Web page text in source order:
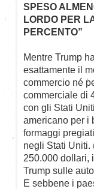
SPESO
LORDO PER
PERCENTO”
Mentre Trump
esattamente il
commercio né
commerciale di
con gli Stati
americano per i
formaggi
negli Stati Uniti.
250.000 dollari,
Trump sulle
E sebbene i